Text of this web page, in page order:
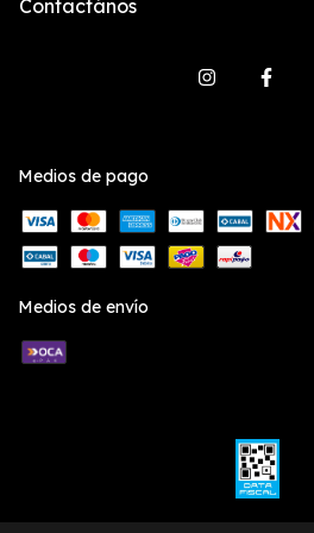
Contactános
Medios de pago
Medios de envío